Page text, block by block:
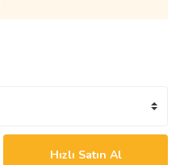
Hızlı Satın Al